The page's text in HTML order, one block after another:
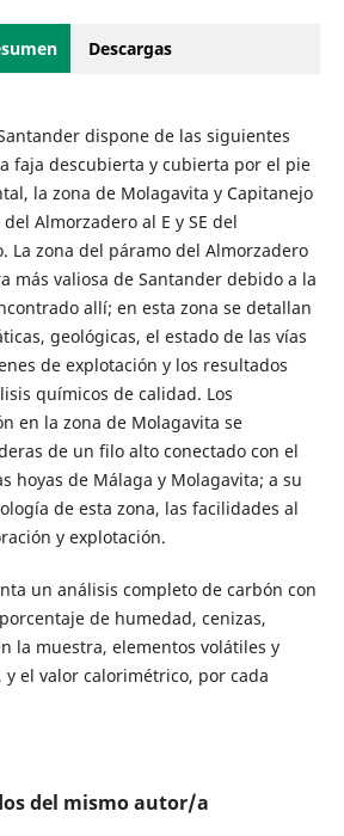
Descargas
dispone de las siguientes
faja descubierta y cubierta por el pie
la zona de Molagavita y Capitanejo
Almorzadero al E y SE del
La zona del páramo del Almorzadero
más valiosa de Santander debido a la
allí; en esta zona se detallan
geológicas, el estado de las vías
de explotación y los resultados
químicos de calidad. Los
en la zona de Molagavita se
de un filo alto conectado con el
hoyas de Málaga y Molagavita; a su
de esta zona, las facilidades al
y explotación.
un análisis completo de carbón con
de humedad, cenizas,
la muestra, elementos volátiles y
el valor calorimétrico, por cada
del mismo autor/a